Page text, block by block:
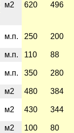
м2 620 496
м.п. 250 200
м.п. 110 88
м.п. 350 280
м2 480 384
м2 430 344
м2 100 80